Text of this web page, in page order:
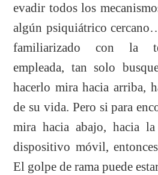
evadir todos los
algún psiquiátrico
familiarizado con la
empleada, tan solo
hacerlo mira hacia arriba,
de su vida. Pero si para
mira hacia abajo, hacia
dispositivo móvil,
El golpe de rama puede